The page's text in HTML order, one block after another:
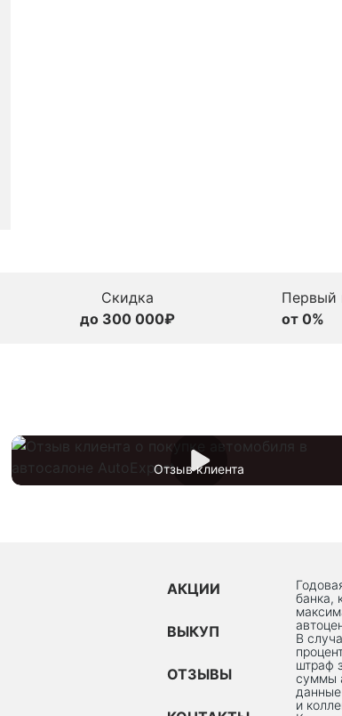
Скидка
до 300 000₽
Первый
от 0%
Отзыв клиента
АКЦИИ
ВЫКУП
ОТЗЫВЫ
банка,
В
штраф
суммы
и